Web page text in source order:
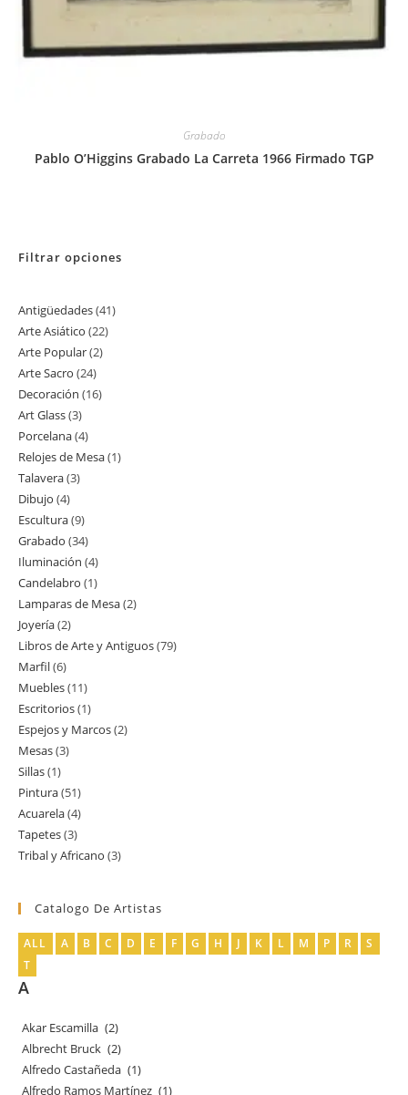
Grabado
Pablo O’Higgins Grabado La Carreta 1966 Firmado TGP
Filtrar opciones
Antigüedades 4141
Arte Asiático 2222
Arte Popular 22
Arte Sacro 2424
productos
Decoración 1616
Art Glass 33
productos
Porcelana 44
productos
Relojes de Mesa 11
Talavera 33
Dibujo 44
productos
Escultura 99
productos
Grabado 3434
productos
Iluminación 44
productos
Candelabro 11
producto
Lamparas de Mesa 22
Joyería 22
productos
Libros de Arte y Antiguos 7979
Marfil 66
productos
Muebles 1111
productos
Escritorios 11
producto
Espejos y Marcos 22
Mesas 33
Sillas 11
producto
Pintura 5151
productos
Acuarela 44
productos
Tapetes 33
productos
Tribal y Africano 33
Catalogo De Artistas
ALL A B C D E F G H J K L M P R
S
T
A
Akar Escamilla (2)
Albrecht Bruck (2)
Alfredo Castañeda (1)
Alfredo Ramos Martínez (1)